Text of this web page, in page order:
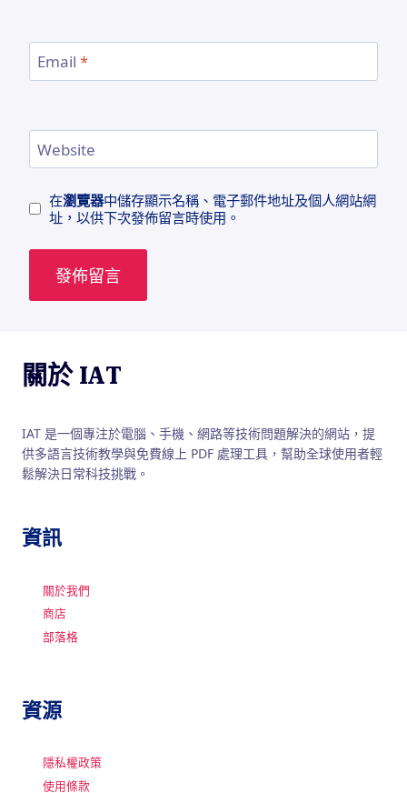
Email *
Website
在瀏覽器中儲存顯示名稱、電子郵件地址及個人網站網
址，以供下次發佈留言時使用。
關於 IAT
IAT 是一個專注於電腦、手機、網路等技術問題解決的網站，提
供多語言技術教學與免費線上 PDF 處理工具，幫助全球使用者輕
鬆解決日常科技挑戰。
資訊
關於我們
商店
部落格
資源
隱私權政策
使用條款